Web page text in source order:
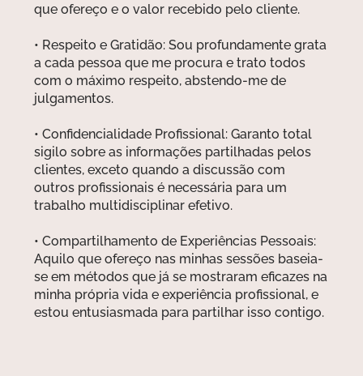
que ofereço e o valor recebido pelo cliente.
• Respeito e Gratidão: Sou profundamente grata
a cada pessoa que me procura e trato todos
com o máximo respeito, abstendo-me de
julgamentos.
• Confidencialidade Profissional: Garanto total
sigilo sobre as informações partilhadas pelos
clientes, exceto quando a discussão com
outros profissionais é necessária para um
trabalho multidisciplinar efetivo.
• Compartilhamento de Experiências Pessoais:
Aquilo que ofereço nas minhas sessões baseia-
se em métodos que já se mostraram eficazes na
minha própria vida e experiência profissional, e
estou entusiasmada para partilhar isso contigo.